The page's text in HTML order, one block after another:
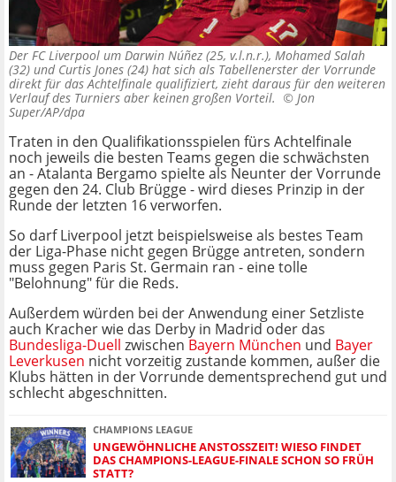
Der FC Liverpool um Darwin Núñez (25, v.l.n.r.), Mohamed Salah
(32) und Curtis Jones (24) hat sich als Tabellenerster der Vorrunde
direkt für das Achtelfinale qualifiziert, zieht daraus für den weiteren
Verlauf des Turniers aber keinen großen Vorteil. © Jon
Super/AP/dpa
Traten in den Qualifikationsspielen fürs Achtelfinale
noch jeweils die besten Teams gegen die schwächsten
an - Atalanta Bergamo spielte als Neunter der Vorrunde
gegen den 24. Club Brügge - wird dieses Prinzip in der
Runde der letzten 16 verworfen.
So darf Liverpool jetzt beispielsweise als bestes Team
der Liga-Phase nicht gegen Brügge antreten, sondern
muss gegen Paris St. Germain ran - eine tolle
"Belohnung" für die Reds.
Außerdem würden bei der Anwendung einer Setzliste
auch Kracher wie das Derby in Madrid oder das
Bundesliga-Duell zwischen Bayern München und Bayer
Leverkusen nicht vorzeitig zustande kommen, außer die
Klubs hätten in der Vorrunde dementsprechend gut und
schlecht abgeschnitten.
CHAMPIONS LEAGUE
UNGEWÖHNLICHE ANSTOSSZEIT! WIESO FINDET D
AS CHAMPIONS-LEAGUE-FINALE SCHON SO FRÜH S
TATT?